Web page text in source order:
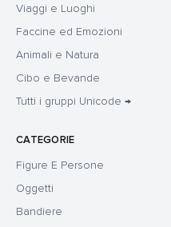
Viaggi e Luoghi
Faccine ed Emozioni
Animali e Natura
Cibo e Bevande
Tutti i gruppi Unicode →
CATEGORIE
Figure E Persone
Oggetti
Bandiere